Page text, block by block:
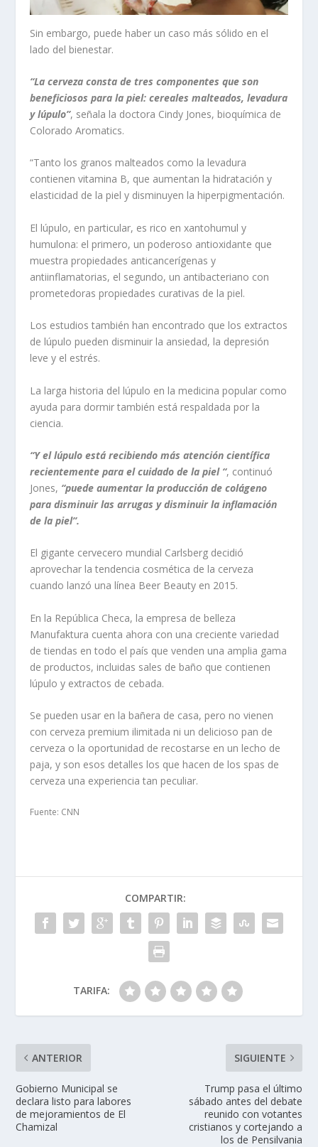
Sin embargo, puede haber un caso más sólido en el
lado del bienestar.
“La cerveza consta de tres componentes que son
beneficiosos para la piel: cereales malteados, levadura
y lúpulo”, señala la doctora Cindy Jones, bioquímica de
Colorado Aromatics.
“Tanto los granos malteados como la levadura
contienen vitamina B, que aumentan la hidratación y
elasticidad de la piel y disminuyen la hiperpigmentación.
El lúpulo, en particular, es rico en xantohumul y
humulona: el primero, un poderoso antioxidante que
muestra propiedades anticancerígenas y
antiinflamatorias, el segundo, un antibacteriano con
prometedoras propiedades curativas de la piel.
Los estudios también han encontrado que los extractos
de lúpulo pueden disminuir la ansiedad, la depresión
leve y el estrés.
La larga historia del lúpulo en la medicina popular como
ayuda para dormir también está respaldada por la
ciencia.
“Y el lúpulo está recibiendo más atención científica
recientemente para el cuidado de la piel “, continuó
Jones, “puede aumentar la producción de colágeno
para disminuir las arrugas y disminuir la inflamación
de la piel”.
El gigante cervecero mundial Carlsberg decidió
aprovechar la tendencia cosmética de la cerveza
cuando lanzó una línea Beer Beauty en 2015.
En la República Checa, la empresa de belleza
Manufaktura cuenta ahora con una creciente variedad
de tiendas en todo el país que venden una amplia gama
de productos, incluidas sales de baño que contienen
lúpulo y extractos de cebada.
Se pueden usar en la bañera de casa, pero no vienen
con cerveza premium ilimitada ni un delicioso pan de
cerveza o la oportunidad de recostarse en un lecho de
paja, y son esos detalles los que hacen de los spas de
cerveza una experiencia tan peculiar.
Fuente: CNN
COMPARTIR:
TARIFA:
ANTERIOR
Gobierno Municipal se
declara listo para labores
de mejoramientos de El
Chamizal
SIGUIENTE
Trump pasa el último
sábado antes del debate
reunido con votantes
cristianos y cortejando a
los de Pensilvania